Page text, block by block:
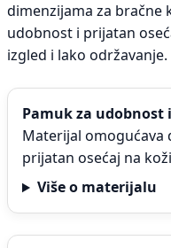
dimenzijama za bračne
udobnost i prijatan
izgled i lako održavanje.
Pamuk za udobnost
Materijal omogućava
prijatan osećaj na
Više o materijalu